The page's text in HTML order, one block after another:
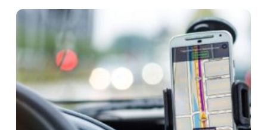
vi att ge en grundlig översikt och ...